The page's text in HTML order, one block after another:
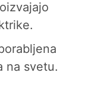
na svetu.